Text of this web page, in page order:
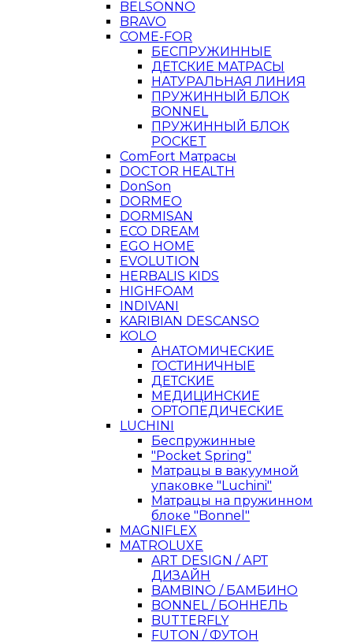
BELSONNO
BRAVO
COME-FOR
БЕСПРУЖИННЫЕ
ДЕТСКИЕ МАТРАСЫ
НАТУРАЛЬНАЯ ЛИНИЯ
ПРУЖИННЫЙ БЛОК
BONNEL
ПРУЖИННЫЙ БЛОК
POCKET
ComFort Матрасы
DOCTOR HEALTH
DonSon
DORMEO
DORMISAN
ECO DREAM
EGO HOME
EVOLUTION
HERBALIS KIDS
HIGHFOAM
INDIVANI
KARIBIAN DESCANSO
KOLO
АНАТОМИЧЕСКИЕ
ГОСТИНИЧНЫЕ
ДЕТСКИЕ
МЕДИЦИНСКИЕ
ОРТОПЕДИЧЕСКИЕ
LUCHINI
Беспружинные
"Pocket Spring"
Матрацы в вакуумной
упаковке "Luchini"
Матрацы на пружинном
блоке "Bonnel"
MAGNIFLEX
MATROLUXE
ART DESIGN / АРТ
ДИЗАЙН
BAMBINO / БАМБИНО
BONNEL / БОННЕЛЬ
BUTTERFLY
FUTON / ФУТОН